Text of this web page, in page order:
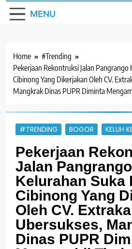
MENU
Home
#Trending
Pekerjaan Rekontruksi Jalan Pangrango
Cibinong Yang Dikerjakan Oleh CV.
Mangkrak Dinas PUPR Diminta
#TRENDING BOGOR KELUH
Pekerjaan
Jalan Pangrango
Kelurahan Suka
Cibinong Yang
Oleh CV.
Ubersukses,
Dinas PUPR